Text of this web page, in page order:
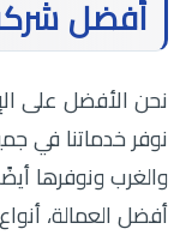
أفضل
نحن الأفضل على
نوفر خدماتنا في
والغرب ونوفرها
أفضل العمالة،